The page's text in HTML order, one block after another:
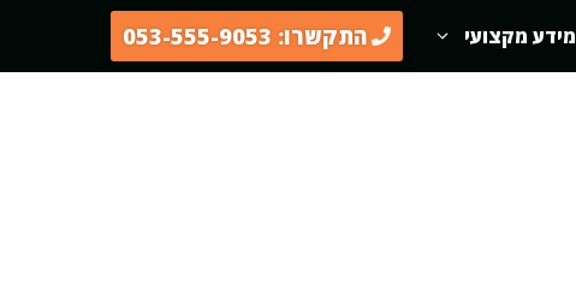
מידע מקצועי התקשרו: 053-555-9053